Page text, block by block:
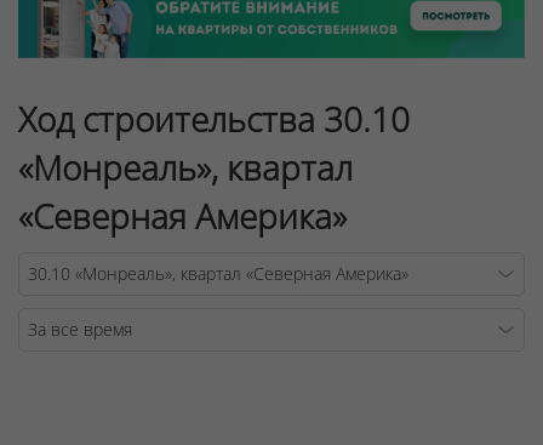
Ход строительства 30.10
«Монреаль», квартал
«Северная Америка»